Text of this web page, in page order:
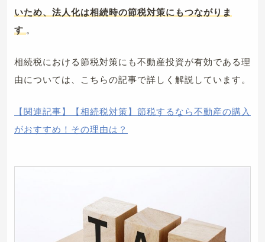
いため、法人化は相続時の節税対策にもつながりま
す 。
相続税における節税対策にも不動産投資が有効である理
由については、こちらの記事で詳しく解説しています。
【関連記事】【相続税対策】節税するなら不動産の購入
がおすすめ！その理由は？